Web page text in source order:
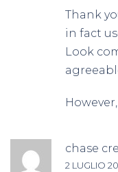
Thank
in fact
Look
chase
2 LUGLIO